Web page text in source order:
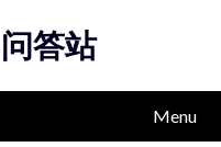
答站
Menu